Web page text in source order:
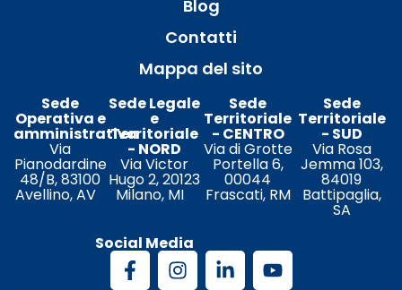
Blog
Contatti
Mappa del sito
Sede
Operativa e
amministrativa
Via
Pianodardine
48/B, 83100
Avellino, AV
Sede Legale
e
Territoriale
- NORD
Via Victor
Hugo 2, 20123
Milano, MI
Sede
Territoriale
- CENTRO
Via di Grotte
Portella 6,
00044
Frascati, RM
Sede
Territoriale
- SUD
Via Rosa
Jemma 103,
84019
Battipaglia,
SA
Social Media